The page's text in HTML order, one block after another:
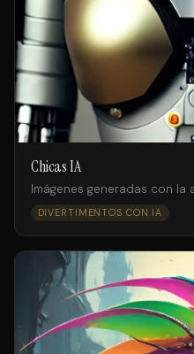
Chicas IA
Imágenes generadas con la
DIVERTIMENTOS CON IA